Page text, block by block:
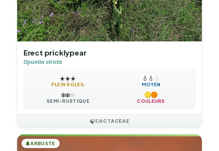
Erect pricklypear
Opuntia stricta
☀️☀️☀️
PLEIN SOLEIL
💧 💧 💧
MOYEN
❄️❄️❄️
SEMI-RUSTIQUE COULEURS
🍃CACTACEAE
🌲ARBUSTE